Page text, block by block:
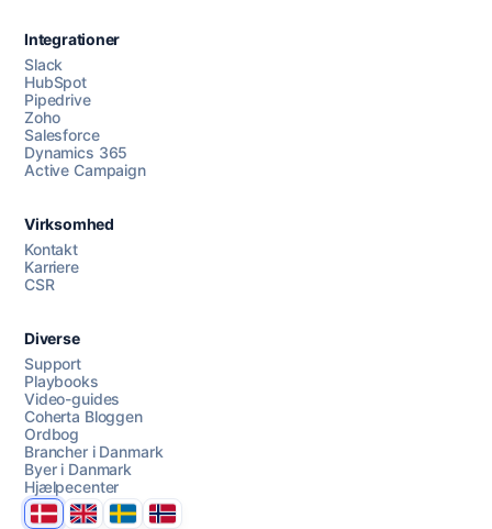
Chat med os
AI Campaign Assist
Integrationer
Slack
HubSpot
Pipedrive
Zoho
Salesforce
Dynamics 365
Active Campaign
Virksomhed
Kontakt
Karriere
CSR
Diverse
Support
Playbooks
Video-guides
Coherta Bloggen
Ordbog
Brancher i Danmark
Byer i Danmark
Hjælpecenter
DanmarkUnited Kingdom
SverigeNorge